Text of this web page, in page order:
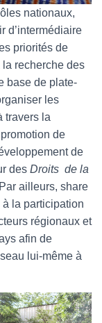
nationaux,
d’intermédiaire
priorités de
recherche des
base de plate-
les
travers la
de
de
des Droits de la
ailleurs, share
la participation
régionaux et
afin de
lui-même à